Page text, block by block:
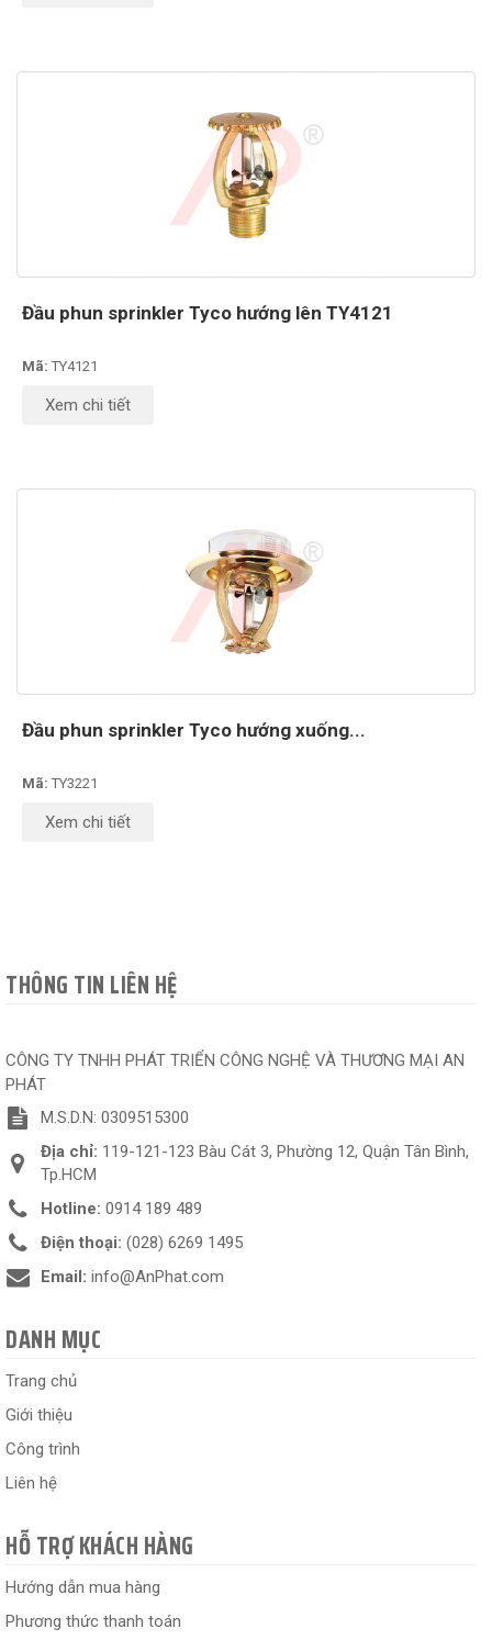
Đầu phun sprinkler Tyco hướng lên TY4121
Mã: TY4121
Xem chi tiết
Đầu phun sprinkler Tyco hướng xuống...
Mã: TY3221
Xem chi tiết
THÔNG TIN LIÊN HỆ
CÔNG TY TNHH PHÁT TRIỂN CÔNG NGHỆ VÀ THƯƠNG MẠI AN
PHÁT
M.S.D.N: 0309515300
Địa chỉ: 119-121-123 Bàu Cát 3, Phường 12, Quận Tân Bình,
Tp.HCM
Hotline: 0914 189 489
Điện thoại: (028) 6269 1495
Email: info@AnPhat.com
DANH MỤC
Trang chủ
Giới thiệu
Công trình
Liên hệ
HỖ TRỢ KHÁCH HÀNG
Hướng dẫn mua hàng
Phương thức thanh toán